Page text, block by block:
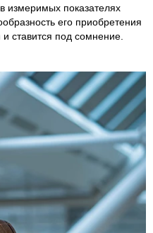
измеримых показателях
его приобретения
ставится под сомнение.